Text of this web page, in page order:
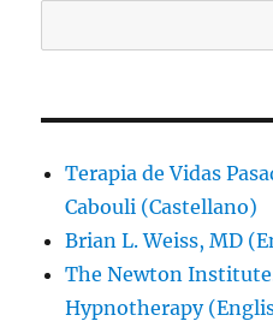
Terapia de Vidas
Cabouli (Castellano)
Brian L. Weiss, MD
The Newton
Hypnotherapy